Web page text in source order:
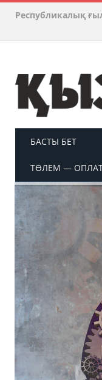
Республикалық
БАСТЫ БЕТ
ТӨЛЕМ —